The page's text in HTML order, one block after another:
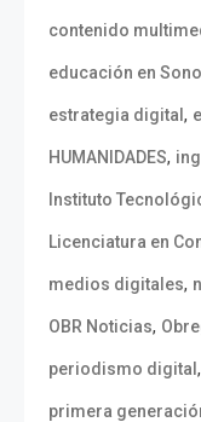
contenido
educación en
estrategia digital,
HUMANIDADES,
Instituto
Licenciatura en
medios digitales,
OBR Noticias,
periodismo digital,
primera